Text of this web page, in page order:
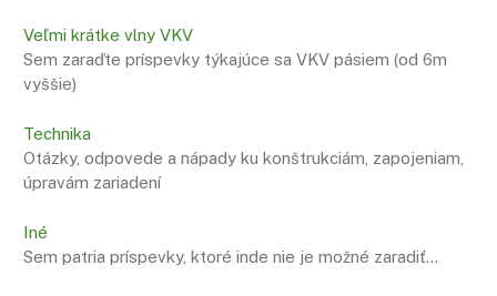
Veľmi krátke vlny VKV
Sem zaraďte príspevky týkajúce sa VKV pásiem (od 6m
vyššie)
Technika
Otázky, odpovede a nápady ku konštrukciám, zapojeniam,
úpravám zariadení
Iné
Sem patria príspevky, ktoré inde nie je možné zaradiť…